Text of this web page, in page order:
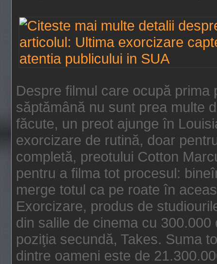
Despre filmul care ocupă
săptămână nu sunt prea multe
făcute, un preot ajunge în
exorcizare de rutină, doar
completă, preotului Cotton
pentru a filma tot procesul:
merge totul ca pe roate în
Exorcizare, produs de
din salile de cinema cu
poziţia secundă, Takes. Suma
dintre oameni este de